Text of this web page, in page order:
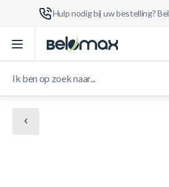
Hulp nodig bij uw bestelling? Bel
Ga naar de inhoud